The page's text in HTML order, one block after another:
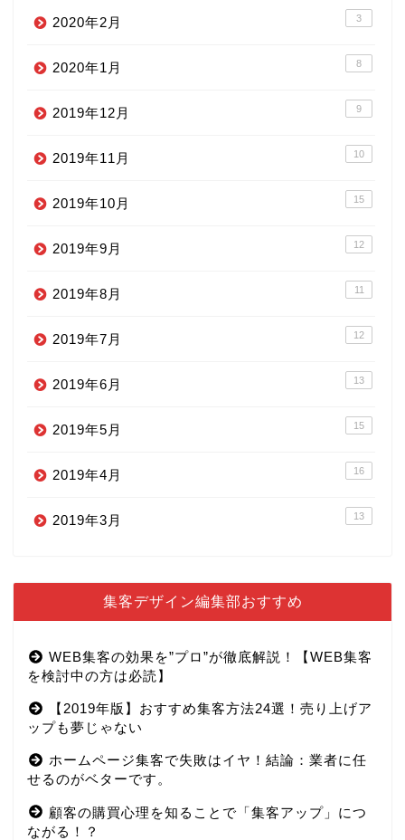
2020年2月 3
2020年1月 8
2019年12月 9
2019年11月 10
2019年10月 15
2019年9月 12
2019年8月 11
2019年7月 12
2019年6月 13
2019年5月 15
2019年4月 16
2019年3月 13
集客デザイン編集部おすすめ
WEB集客の効果を”プロ”が徹底解説！【WEB集客
を検討中の方は必読】
【2019年版】おすすめ集客方法24選！売り上げア
ップも夢じゃない
ホームページ集客で失敗はイヤ！結論：業者に任
せるのがベターです。
顧客の購買心理を知ることで「集客アップ」につ
ながる！？